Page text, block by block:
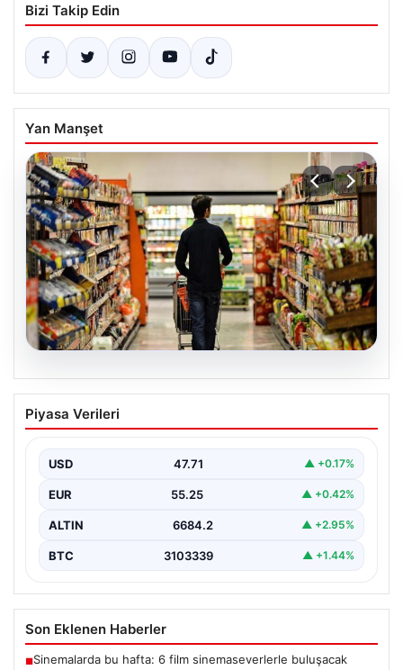
Bizi Takip Edin
Yan Manşet
Nisan Ayı Enflasyon Rakamları Ne
Zaman Açıklanacak? Ekonomistlerin
Türkiye İstatistik Kurumu (TÜİK) tarafından açıklanacak
Piyasa Verileri
USD 47.71 ▲ +0.17%
EUR 55.25 ▲ +0.42%
ALTIN 6684.2 ▲ +2.95%
BTC 3103339 ▲ +1.44%
Son Eklenen Haberler
■Sinemalarda bu hafta: 6 film sinemaseverlerle buluşacak